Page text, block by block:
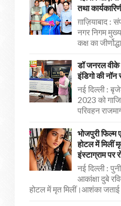
तथा
ग़ाज़ियाबाद :
नगर निगम
कक्ष का
डॉ जनरल वीके
इंडिगो की
नई दिल्ली :
2023 को
परिवहन
भोजपुरी फिल्म
होटल में मिलीं
इंस्टाग्राम पर
नई दिल्ली :
आकांक्षा दुबे
होटल में मृत मिलीं।आशंका जताई